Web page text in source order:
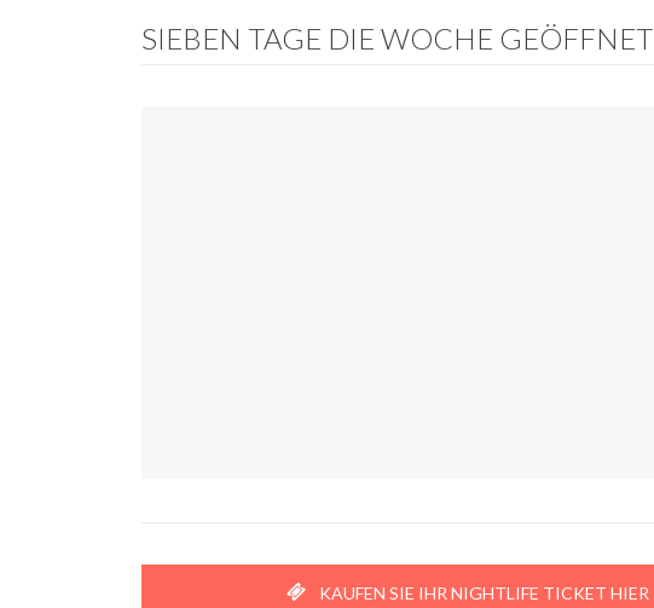
SIEBEN TAGE DIE WOCHE GEÖFFNET
KAUFEN SIE IHR NIGHTLIFE TICKET HIER